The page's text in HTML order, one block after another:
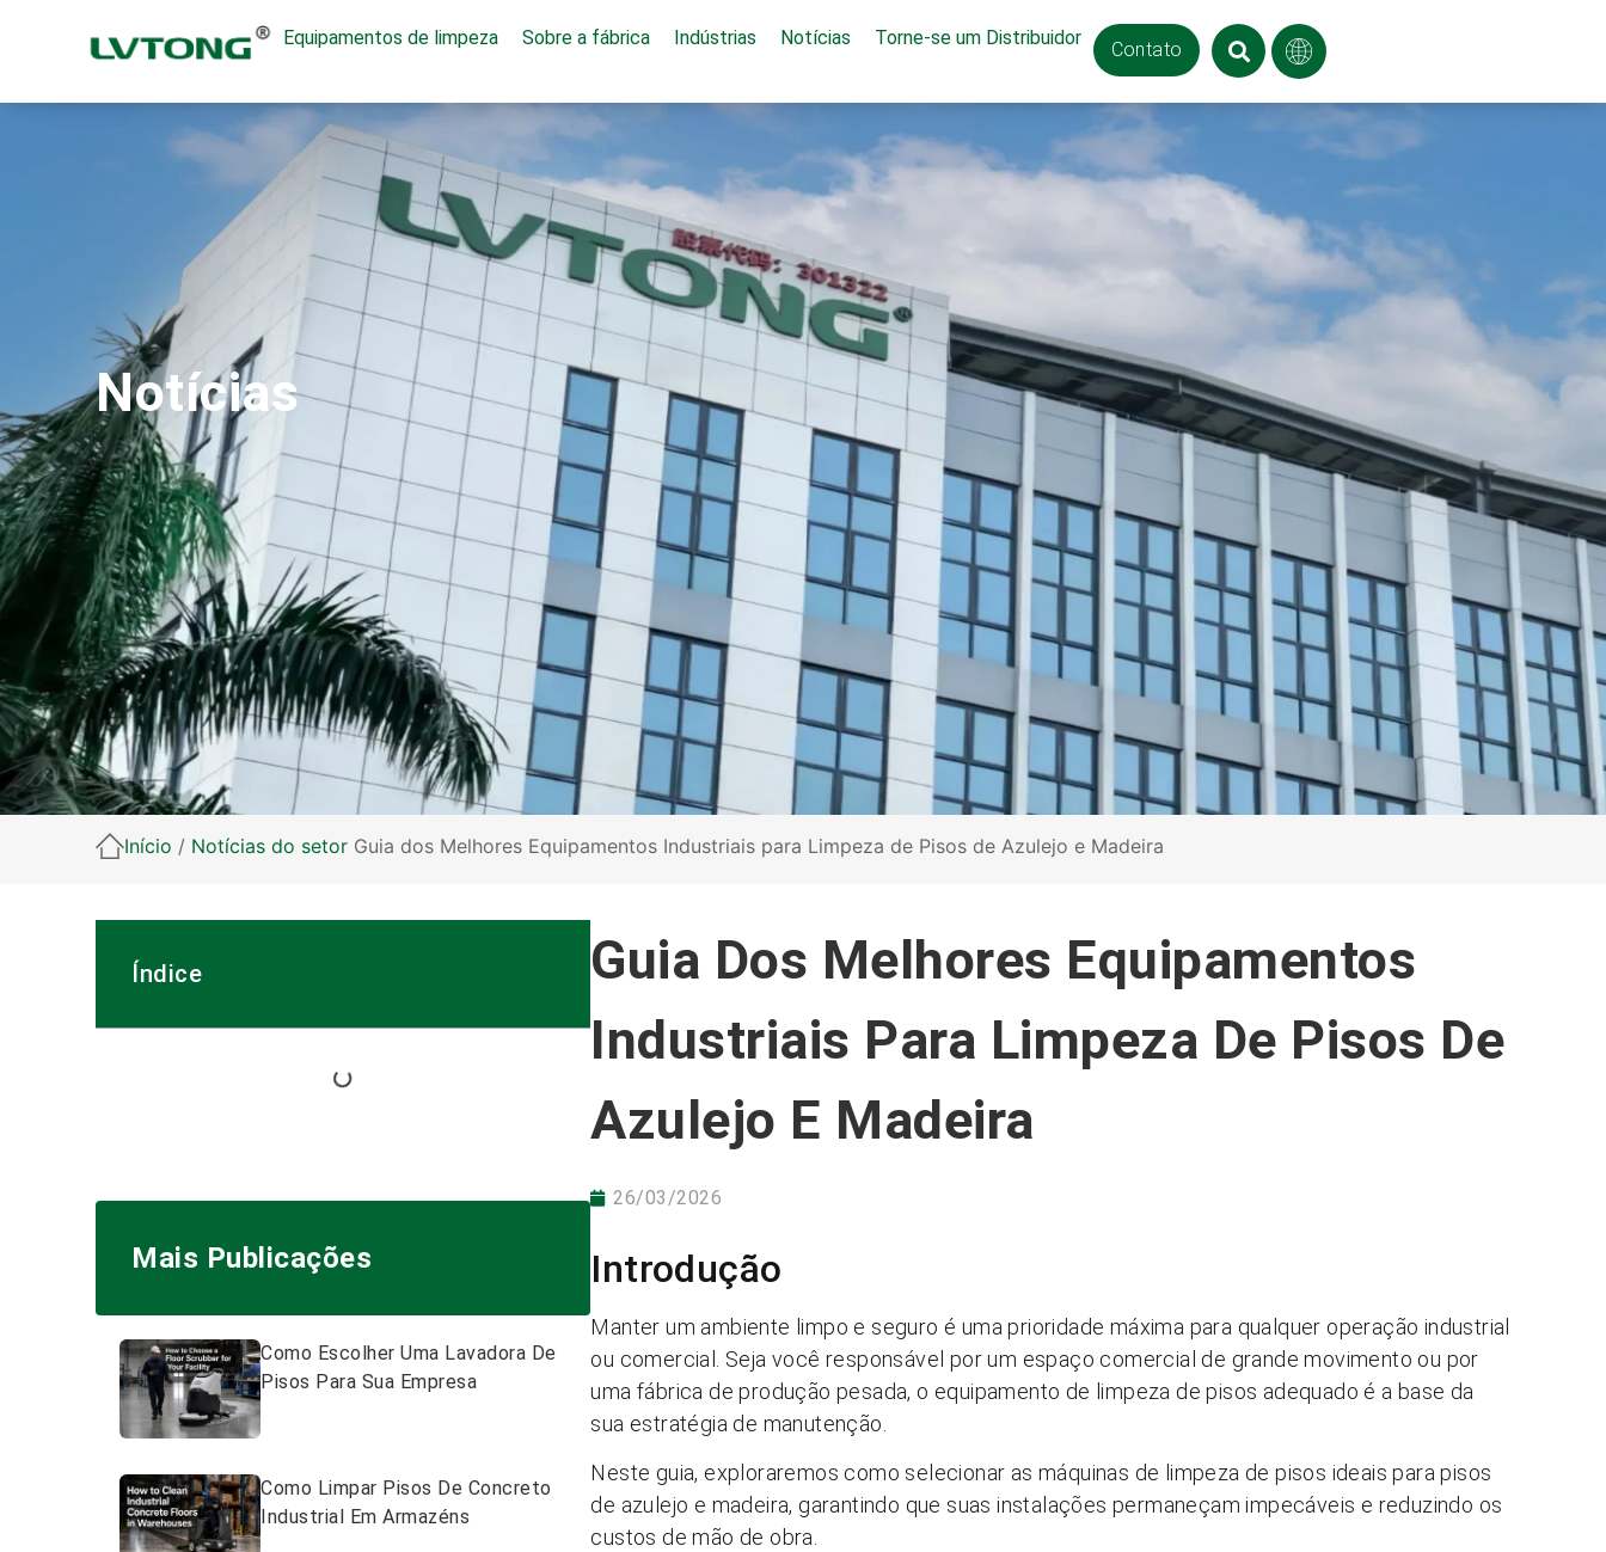
Equipamentos de limpeza Sobre a fábrica Indústrias Notícias Torne-se um Distribuidor
Contato
Notícias
Início / Notícias do setor Guia dos Melhores Equipamentos Industriais para Limpeza de Pisos de Azulejo e Madeira
Índice
Mais Publicações
Como Escolher Uma Lavadora De
Pisos Para Sua Empresa
Como Limpar Pisos De Concreto
Industrial Em Armazéns
Guia Dos Melhores Equipamentos
Industriais Para Limpeza De Pisos De
Azulejo E Madeira
26/03/2026
Introdução
Manter um ambiente limpo e seguro é uma prioridade máxima para qualquer operação industrial
ou comercial. Seja você responsável por um espaço comercial de grande movimento ou por
uma fábrica de produção pesada, o equipamento de limpeza de pisos adequado é a base da
sua estratégia de manutenção.
Neste guia, exploraremos como selecionar as máquinas de limpeza de pisos ideais para pisos
de azulejo e madeira, garantindo que suas instalações permaneçam impecáveis e reduzindo os
custos de mão de obra.